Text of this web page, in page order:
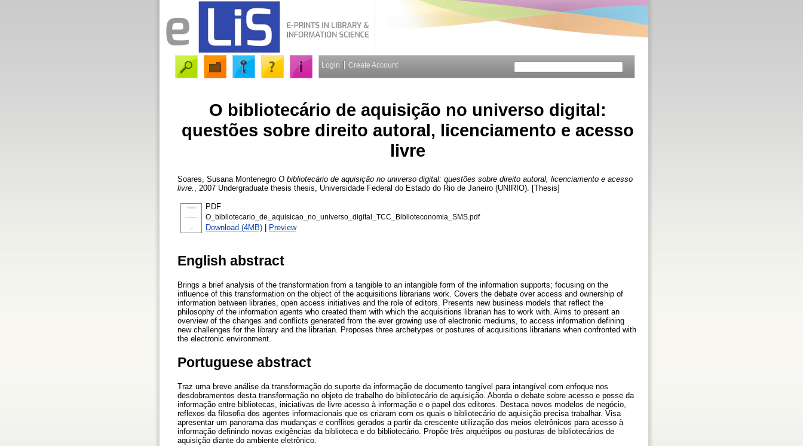
Login Create Account
O bibliotecário de aquisição no universo digital:
questões sobre direito autoral, licenciamento e acesso
livre
Soares, Susana Montenegro O bibliotecário de aquisição no universo digital: questões sobre direito autoral, licenciamento e acesso
livre.
, 2007 Undergraduate thesis thesis, Universidade Federal do Estado do Rio de Janeiro (UNIRIO). [Thesis]
PDF
O_bibliotecario_de_aquisicao_no_universo_digital_TCC_Biblioteconomia_SMS.pdf
Download (4MB) | Preview
English abstract
Brings a brief analysis of the transformation from a tangible to an intangible form of the information supports; focusing on the
influence of this transformation on the object of the acquisitions librarians work. Covers the debate over access and ownership of
information between libraries, open access initiatives and the role of editors. Presents new business models that reflect the
philosophy of the information agents who created them with which the acquisitions librarian has to work with. Aims to present an
overview of the changes and conflicts generated from the ever growing use of electronic mediums, to access information defining
new challenges for the library and the librarian. Proposes three archetypes or postures of acquisitions librarians when confronted with
the electronic environment.
Portuguese abstract
Traz uma breve análise da transformação do suporte da informação de documento tangível para intangível com enfoque nos
desdobramentos desta transformação no objeto de trabalho do bibliotecário de aquisição. Aborda o debate sobre acesso e posse da
informação entre bibliotecas, iniciativas de livre acesso à informação e o papel dos editores. Destaca novos modelos de negócio,
reflexos da filosofia dos agentes informacionais que os criaram com os quais o bibliotecário de aquisição precisa trabalhar. Visa
apresentar um panorama das mudanças e conflitos gerados a partir da crescente utilização dos meios eletrônicos para acesso à
informação definindo novas exigências da biblioteca e do bibliotecário. Propõe três arquétipos ou posturas de bibliotecários de
aquisição diante do ambiente eletrônico.